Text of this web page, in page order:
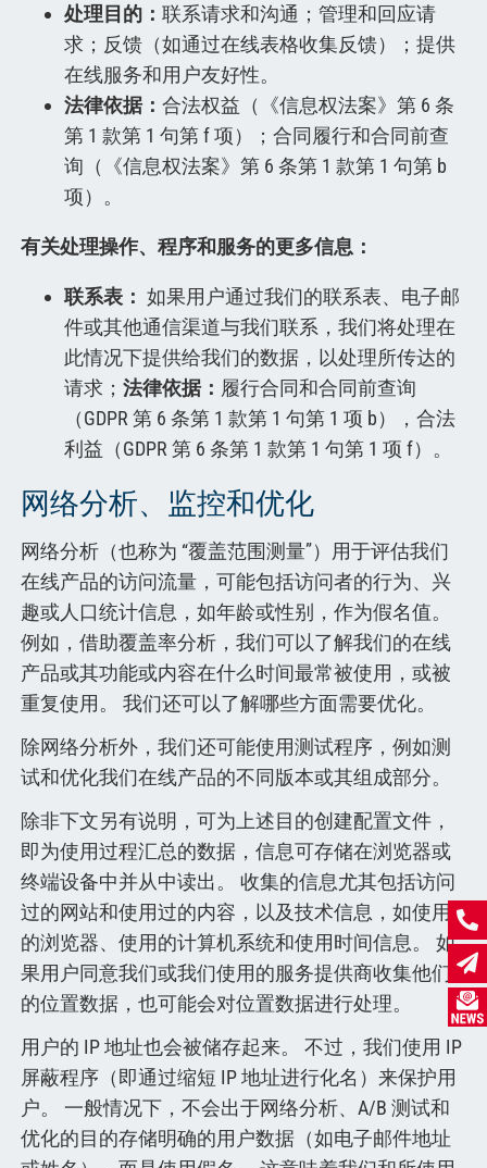
处理目的：联系请求和沟通；管理和回应请
求；反馈（如通过在线表格收集反馈）；提供
在线服务和用户友好性。
法律依据：合法权益（《信息权法案》第 6 条
第 1 款第 1 句第 f 项）；合同履行和合同前查
询（《信息权法案》第 6 条第 1 款第 1 句第 b
项）。
有关处理操作、程序和服务的更多信息：
联系表：如果用户通过我们的联系表、电子邮
件或其他通信渠道与我们联系，我们将处理在
此情况下提供给我们的数据，以处理所传达的
请求；法律依据： 履行合同和合同前查询
（GDPR 第 6 条第 1 款第 1 句第 1 项 b），合法
利益（GDPR 第 6 条第 1 款第 1 句第 1 项 f）。
网络分析、监控和优化
网络分析（也称为 “覆盖范围测量”）用于评估我们
在线产品的访问流量，可能包括访问者的行为、兴
趣或人口统计信息，如年龄或性别，作为假名值。
例如，借助覆盖率分析，我们可以了解我们的在线
产品或其功能或内容在什么时间最常被使用，或被
重复使用。 我们还可以了解哪些方面需要优化。
除网络分析外，我们还可能使用测试程序，例如测
试和优化我们在线产品的不同版本或其组成部分。
除非下文另有说明，可为上述目的创建配置文件，
即为使用过程汇总的数据，信息可存储在浏览器或
终端设备中并从中读出。 收集的信息尤其包括访问
过的网站和使用过的内容，以及技术信息，如使用
的浏览器、使用的计算机系统和使用时间信息。 如
果用户同意我们或我们使用的服务提供商收集他们
的位置数据，也可能会对位置数据进行处理。
用户的 IP 地址也会被储存起来。 不过，我们使用 IP
屏蔽程序（即通过缩短 IP 地址进行化名）来保护用
户。 一般情况下，不会出于网络分析、A/B 测试和
优化的目的存储明确的用户数据（如电子邮件地址